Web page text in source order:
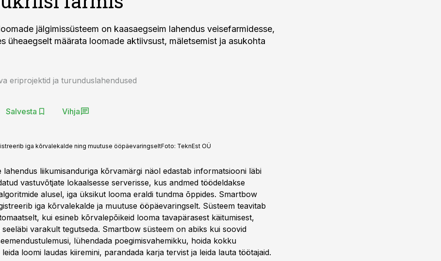
jälgimissüsteem on kaasaegseim lahendus veisefarmidesse,
üheaegselt määrata loomade aktiivsust, mäletsemist ja asukohta
eriprojektid ja turunduslahendused
Salvesta Vihja
iga kõrvalekalde ning muutuse ööpäevaringseltFoto: TeknEst OÜ
lahendus liikumisanduriga kõrvamärgi näol edastab informatsiooni läbi
vastuvõtjate lokaalsesse serverisse, kus andmed töödeldakse
alusel, iga üksikut looma eraldi tundma õppides. Smartbow
iga kõrvalekalde ja muutuse ööpäevaringselt. Süsteem teavitab
kui esineb kõrvalepõikeid looma tavapärasest käitumisest,
seeläbi varakult tegutseda. Smartbow süsteem on abiks kui soovid
lühendada poegimisvahemikku, hoida kokku
loomi laudas kiiremini, parandada karja tervist ja leida lauta töötajaid.